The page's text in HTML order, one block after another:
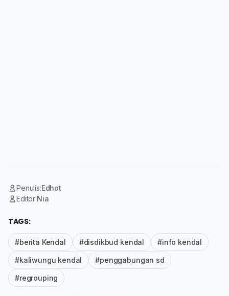
Penulis:Edhot
Editor:Nia
TAGS:
#berita Kendal #disdikbud kendal #info kendal
#kaliwungu kendal #penggabungan sd
#regrouping